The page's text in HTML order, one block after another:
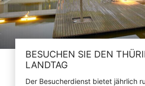
BESUCHEN SIE DEN
LANDTAG
Der Besucherdienst bietet jährlich